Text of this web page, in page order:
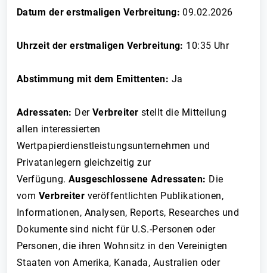
Datum der erstmaligen Verbreitung: 09.02.2026
Uhrzeit der erstmaligen Verbreitung: 10:35 Uhr
Abstimmung mit dem Emittenten: Ja
Adressaten: DerVerbreiter stellt die Mitteilung
allen interessierten
Wertpapierdienstleistungsunternehmen und
Privatanlegern gleichzeitig zur
Verfügung. Ausgeschlossene Adressaten: Die
vom Verbreiter veröffentlichten Publikationen,
Informationen, Analysen, Reports, Researches und
Dokumente sind nicht für U.S.-Personen oder
Personen, die ihren Wohnsitz in den Vereinigten
Staaten von Amerika, Kanada, Australien oder